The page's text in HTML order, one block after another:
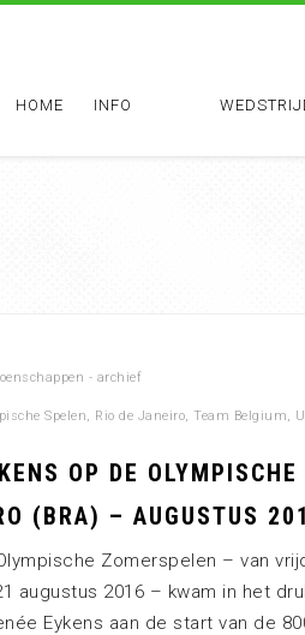
HOME INFO
- archief
Spelen, Rio de Janeiro, Team Belgium,
OP DE
(BRA) – AUGUSTUS
Zomerspelen – van
augustus 2016 – kwam in het
Eykens aan de start van de